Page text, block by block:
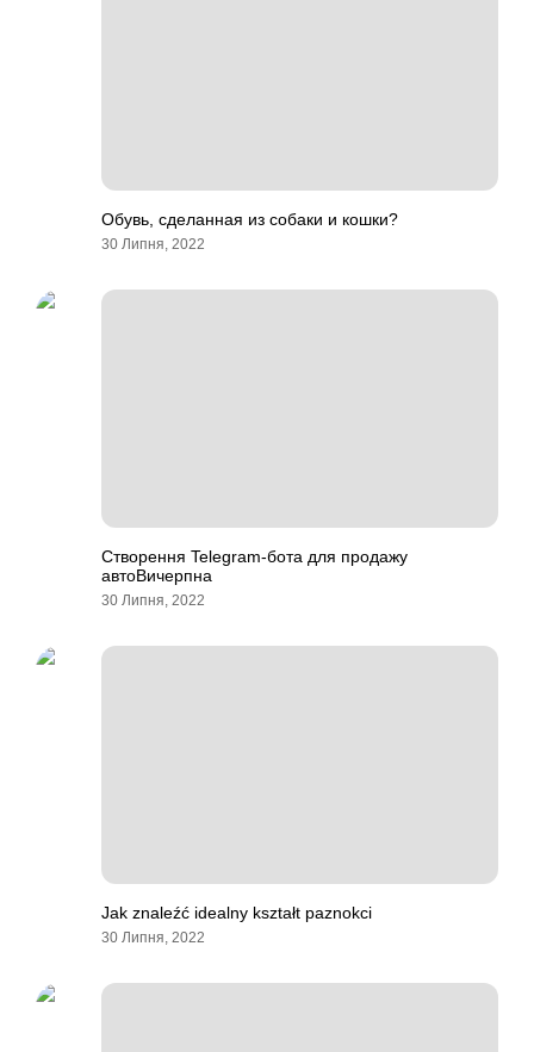
Обувь, сделанная из собаки и кошки?
30 Липня, 2022
Створення Telegram-бота для продажу
автоВичерпна
30 Липня, 2022
Jak znaleźć idealny kształt paznokci
30 Липня, 2022